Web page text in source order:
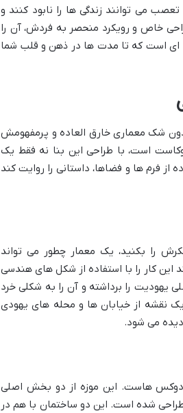
می توانند زندگی ها را نابود کنند و
خاص و رویکرد منحصر به فردش، آن را
ای است که تا مدت ها در ذهن و قلب شما
شک معماری خارق العاده و پرمفهومش
است، با طراحی این بنا نه فقط یک
فرم ها و فضاها، داستانی را روایت کند
را بکنید، یک معمار چطور می تواند
کار را با استفاده از شکل های هندسی
یهودیت را برداشته و آن را به شکلی خرد
نقشه از خیابان ها و محله های یهودی
می شود.
هاست. این موزه از دو بخش اصلی
شده است. این دو ساختمان با هم در